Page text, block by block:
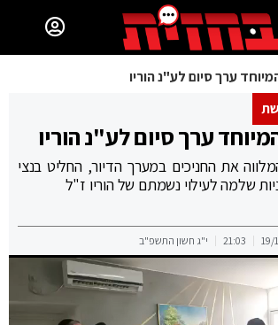
ערך סיום לע"נ הוריו
ערך סיום לע"נ הוריו
את החניכים במערך הדיור, החליט בנצי
שלמה לעילוי נשמתם של הוריו ז"ל
19/
21:03 י"ג חשון התשפ"ב